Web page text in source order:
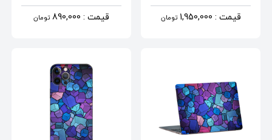
قیمت : 1,950,000 تومان قیمت : 890,000 تومان